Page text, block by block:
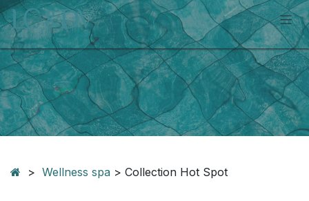
Se rendre au contenu
> Wellness spa > Collection Hot Spot